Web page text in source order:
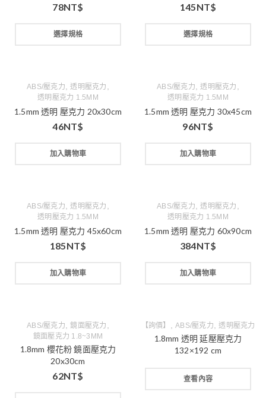
78NT$
選擇規格
145NT$
選擇規格
ABS/壓克力 ,透明壓克力
透明壓克力 1.5MM
1.5mm 透明 壓克力 20x30cm
46NT$
加入購物車
ABS/壓克力 ,透明壓克力
透明壓克力 1.5MM
1.5mm 透明 壓克力 30x45cm
96NT$
加入購物車
ABS/壓克力 ,透明壓克力
透明壓克力 1.5MM
1.5mm 透明 壓克力 45x60cm
185NT$
加入購物車
ABS/壓克力 ,透明壓克力
透明壓克力 1.5MM
1.5mm 透明 壓克力 60x90cm
384NT$
加入購物車
ABS/壓克力 ,鏡面壓克力
鏡面壓克力 1.8~3MM
1.8mm 櫻花粉 鏡面壓克力
20x30cm
62NT$
【詢價】 ABS/壓克力 ,透明壓克力
1.8mm 透明 延壓壓克力
132×192 cm
查看內容